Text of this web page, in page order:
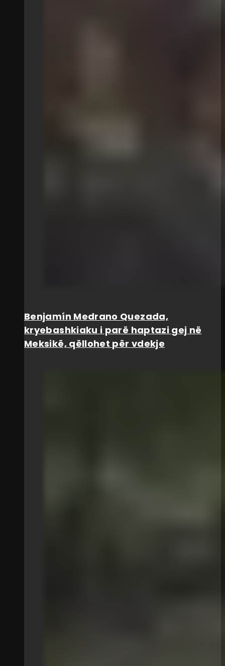
Benjamín Medrano Quezada,
kryebashkiaku i parë haptazi gej në
Meksikë, qëllohet për vdekje